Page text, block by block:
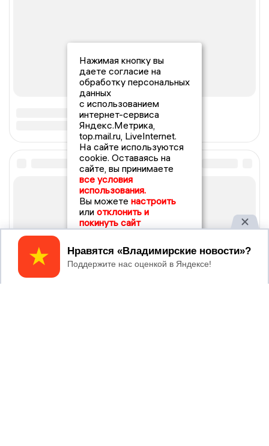
Нажимая кнопку вы
даете согласие на
обработку персональных
данных
с использованием
интернет-сервиса
Яндекс.Метрика,
top.mail.ru, LiveInternet.
На сайте используются
cookie. Оставаясь на
сайте, вы принимаете
все условия
использования.
Вы можете настроить
или отклонить и
покинуть сайт
Принять